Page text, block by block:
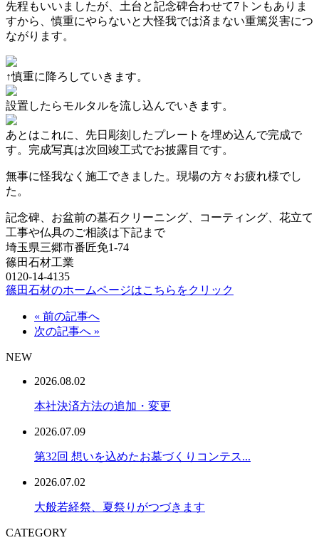
先程もいいましたが、土台と記念碑合わせて7トンもありま
すから、慎重にやらないと大怪我では済まない重篤災害につ
ながります。
↑慎重に降ろしていきます。
設置したらモルタルを流し込んでいきます。
あとはこれに、先日彫刻したプレートを埋め込んで完成で
す。完成写真は次回竣工式でお披露目です。
無事に怪我なく施工できました。現場の方々お疲れ様でし
た。
記念碑、お盆前の墓石クリーニング、コーティング、花立て
工事や仏具のご相談は下記まで
埼玉県三郷市番匠免1-74
篠田石材工業
0120-14-4135
篠田石材のホームページはこちらをクリック
« 前の記事へ
次の記事へ »
NEW
2026.08.02
本社決済方法の追加・変更
2026.07.09
第32回 想いを込めたお墓づくりコンテス...
2026.07.02
大般若経祭、夏祭りがつづきます
CATEGORY